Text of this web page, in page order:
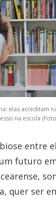
elas acreditam
na escola
entre
futuro
quer ser